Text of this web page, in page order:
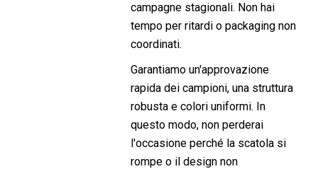
campagne stagionali. Non hai
tempo per ritardi o packaging non
coordinati.
Garantiamo un'approvazione
rapida dei campioni, una struttura
robusta e colori uniformi. In
questo modo, non perderai
l'occasione perché la scatola si
rompe o il design non